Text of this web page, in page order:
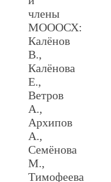
члены
МОООСХ:
Калёнов
В.,
Калёнова
Е.,
Ветров
А.,
Архипов
А.,
Семёнова
М.,
Тимофеева